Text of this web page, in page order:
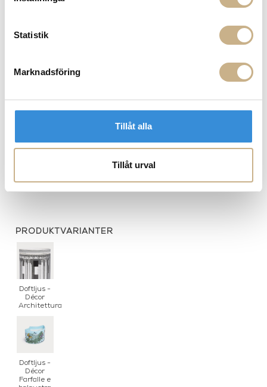
Statistik
Marknadsföring
Tillåt alla
Tillåt urval
PRODUKTVARIANTER
Doftljus -
Décor
Architettura
Doftljus -
Décor
Farfalle e